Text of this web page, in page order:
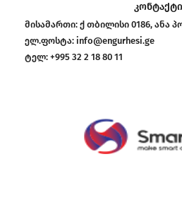
კონტაქტი
მისამართი: ქ თბილისი 0186, ანა
ელ.ფოსტა: info@engurhesi.ge
ტელ: +995 32 2 18 80 11